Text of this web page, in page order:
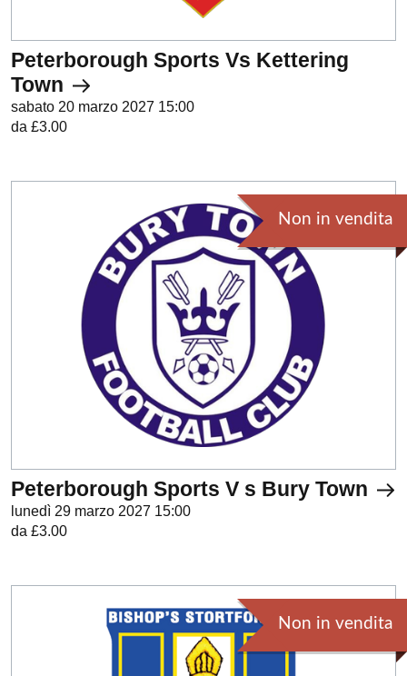
Peterborough Sports Vs Kettering
Town
sabato 20 marzo 2027 15:00
da £3.00
Non in vendita
Peterborough Sports V s Bury Town
lunedì 29 marzo 2027 15:00
da £3.00
Non in vendita